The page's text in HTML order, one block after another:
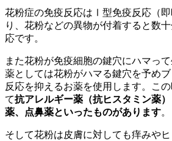
花粉症の免疫反応はⅠ型免疫反応（
り、花粉などの異物が付着すると数
応です。
また花粉が免疫細胞の鍵穴にハマっ
薬としては花粉がハマる鍵穴を予め
反応を抑えるお薬を使用します。こ
て抗アレルギー薬（抗ヒスタミン薬
薬、点鼻薬といったものがあります。
そして花粉は皮膚に対しても痒みや